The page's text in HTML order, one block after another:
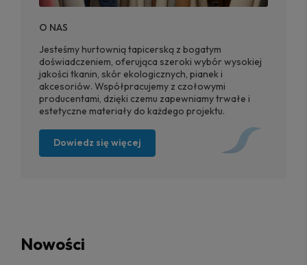
O NAS
Jesteśmy hurtownią tapicerską z bogatym
doświadczeniem, oferująca szeroki wybór wysokiej
jakości tkanin, skór ekologicznych, pianek i
akcesoriów. Współpracujemy z czołowymi
producentami, dzięki czemu zapewniamy trwałe i
estetyczne materiały do każdego projektu.
Dowiedz się więcej
Nowości